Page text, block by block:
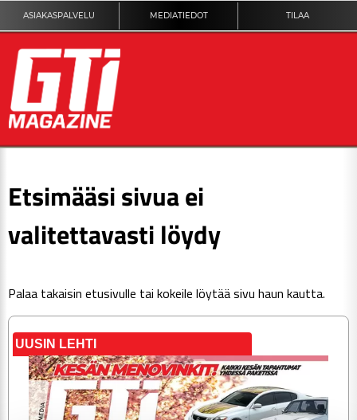
ASIAKASPALVELU MEDIATIEDOT TILAA
KILPAILUT
TEKNIIKKA
ARTIKKELIT
Etsimääsi sivua ei
valitettavasti löydy
Palaa takaisin etusivulle tai kokeile löytää sivu haun kautta.
UUSIN LEHTI